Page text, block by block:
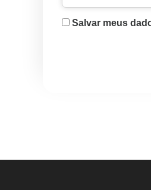
Salvar meus